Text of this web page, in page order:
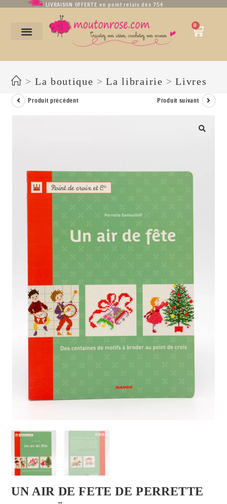
LIVRAISON OFFERTE en point relais dès 75€
0
> La boutique > La librairie > Livres
Produit précédent Produit suivant
UN AIR DE FETE DE PERRETTE